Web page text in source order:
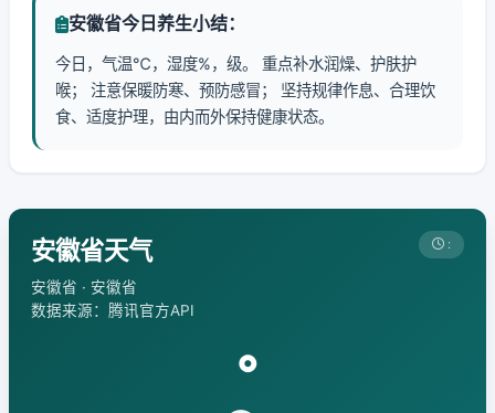
安徽省今日养生小结：
今日，气温℃，湿度%，级。 重点补水润燥、护肤护
喉； 注意保暖防寒、预防感冒； 坚持规律作息、合理饮
食、适度护理，由内而外保持健康状态。
安徽省天气
安徽省 · 安徽省
数据来源：腾讯官方API
:
°